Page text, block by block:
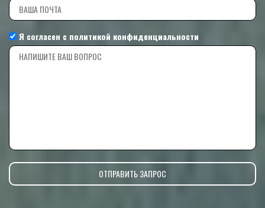
Я согласен с политикой конфиденциальности